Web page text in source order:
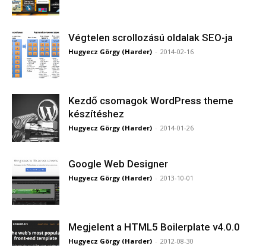
Végtelen scrollozású oldalak SEO-ja
Hugyecz Görgy (Harder) - 2014-02-16
Kezdő csomagok WordPress theme
készítéshez
Hugyecz Görgy (Harder) - 2014-01-26
Google Web Designer
Hugyecz Görgy (Harder) - 2013-10-01
Megjelent a HTML5 Boilerplate v4.0.0
Hugyecz Görgy (Harder) - 2012-08-30